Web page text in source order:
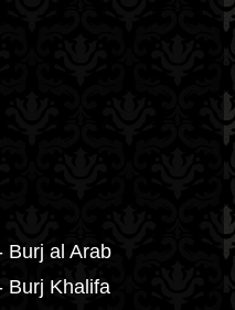
Burj al Arab
Burj Khalifa